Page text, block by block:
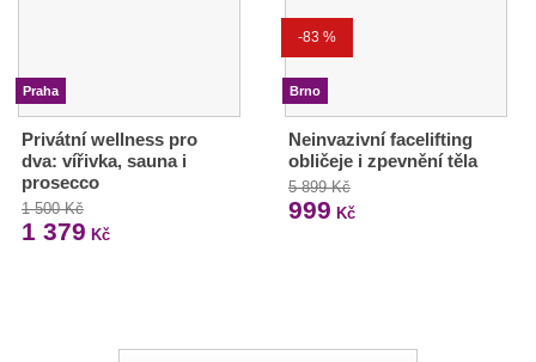
Praha
Privátní wellness pro
dva: vířivka, sauna i
prosecco
1 500 Kč
1 379 Kč
-83 %
Brno
Neinvazivní facelifting
obličeje i zpevnění těla
5 899 Kč
999 Kč